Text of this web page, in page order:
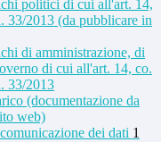
politici di cui all'art. 14,
33/2013 (da pubblicare in
di amministrazione, di
di cui all'art. 14, co.
33/2013
(documentazione da
web)
dei dati 1